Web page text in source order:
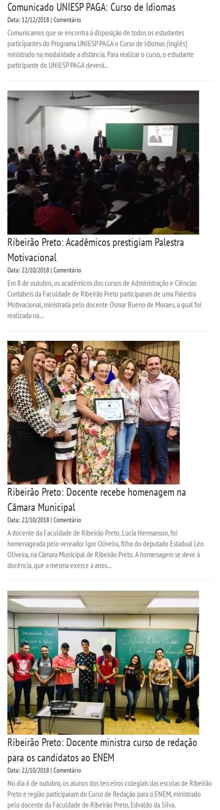
Comunicado UNIESP PAGA: Curso de Idiomas
Data: 12/12/2018 | Comentário
Comunicamos que se encontra à disposição de todos os estudantes
participantes do Programa UNIESP PAGA o Curso de Idiomas (Inglês)
ministrado na modalidade a distância. Para realizar o curso, o estudante
participante do UNIESP PAGA deverá...
Ribeirão Preto: Acadêmicos prestigiam Palestra
Motivacional
Data: 22/10/2018 | Comentário
Em 8 de outubro, os acadêmicos dos cursos de Administração e Ciências
Contábeis da Faculdade de Ribeirão Preto participaram de uma Palestra
Motivacional, ministrada pelo docente Osmar Bueno de Moraes, a qual foi
realizada na...
Ribeirão Preto: Docente recebe homenagem na
Câmara Municipal
Data: 22/10/2018 | Comentário
A docente da Faculdade de Ribeirão Preto, Lúcia Hermanson, foi
homenageada pelo vereador Igor Oliveira, filho do deputado Estadual Léo
Oliveira, na Câmara Municipal de Ribeirão Preto. A homenagem se deve à
docência, que a mesma exerce a anos...
Ribeirão Preto: Docente ministra curso de redação
para os candidatos ao ENEM
Data: 22/10/2018 | Comentário
No dia 6 de outubro, os alunos dos terceiros colegiais das escolas de Ribeirão
Preto e região participaram do Curso de Redação para o ENEM, ministrado
pelo docente da Faculdade de Ribeirão Preto, Edvaldo da Silva.